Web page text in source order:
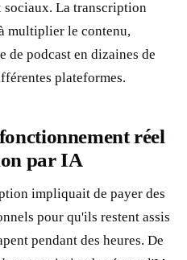
sociaux. La transcription
multiplier le contenu,
de podcast en dizaines de
plateformes.
réel
par IA
impliquait de payer des
pour qu'ils restent assis
pendant des heures. De